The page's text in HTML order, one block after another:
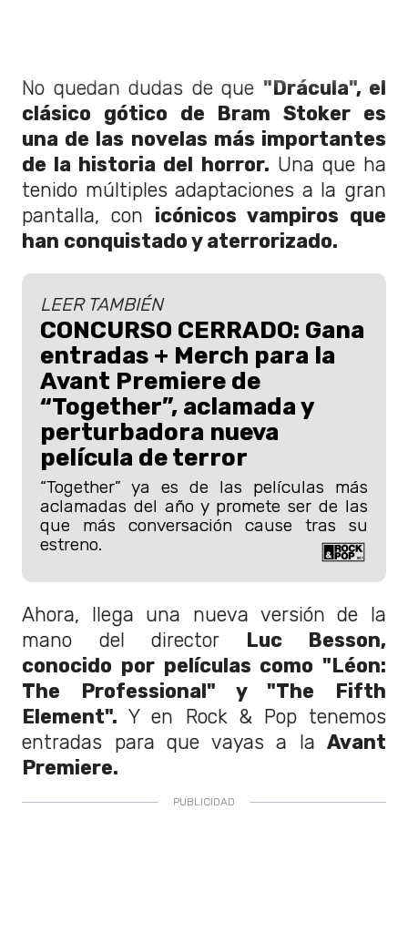
No quedan dudas de que "Drácula", el
clásico gótico de Bram Stoker es
una de las novelas más importantes
de la historia del horror. Una que ha
tenido múltiples adaptaciones a la gran
pantalla, con icónicos vampiros que
han conquistado y aterrorizado.
LEER TAMBIÉN
CONCURSO CERRADO: Gana
entradas + Merch para la
Avant Premiere de
“Together”, aclamada y
perturbadora nueva
película de terror
“Together” ya es de las películas más
aclamadas del año y promete ser de las
que más conversación cause tras su
estreno.
Ahora, llega una nueva versión de la
mano del director Luc Besson,
conocido por películas como "Léon:
The Professional" y "The Fifth
Element". Y en Rock & Pop tenemos
entradas para que vayas a la Avant
Premiere.